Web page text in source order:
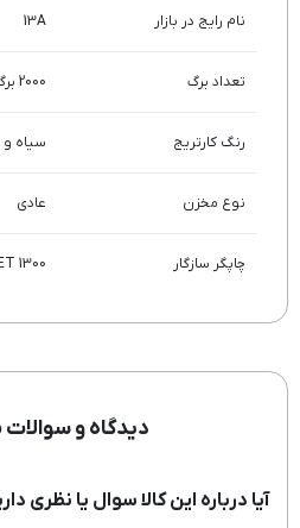
نام رایج در بازار 13A
تعداد برگ 2000 برگ
رنگ کارتریج سیاه
نوع مخزن عادی
چاپگر سازگار 1300
دیدگاه و
آیا درباره این کالا سوال یا نظری